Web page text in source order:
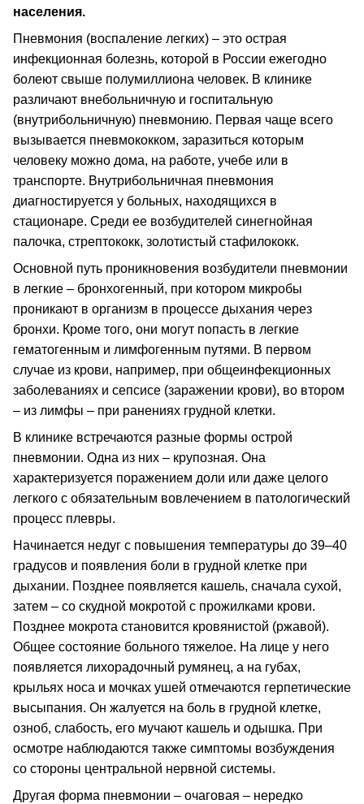
населения.
Пневмония (воспаление легких) – это острая
инфекционная болезнь, которой в России ежегодно
болеют свыше полумиллиона человек. В клинике
различают внебольничную и госпитальную
(внутрибольничную) пневмонию. Первая чаще всего
вызывается пневмококком, заразиться которым
человеку можно дома, на работе, учебе или в
транспорте. Внутрибольничная пневмония
диагностируется у больных, находящихся в
стационаре. Среди ее возбудителей синегнойная
палочка, стрептококк, золотистый стафилококк.
Основной путь проникновения возбудители пневмонии
в легкие – бронхогенный, при котором микробы
проникают в организм в процессе дыхания через
бронхи. Кроме того, они могут попасть в легкие
гематогенным и лимфогенным путями. В первом
случае из крови, например, при общеинфекционных
заболеваниях и сепсисе (заражении крови), во втором
– из лимфы – при ранениях грудной клетки.
В клинике встречаются разные формы острой
пневмонии. Одна из них – крупозная. Она
характеризуется поражением доли или даже целого
легкого с обязательным вовлечением в патологический
процесс плевры.
Начинается недуг с повышения температуры до 39–40
градусов и появления боли в грудной клетке при
дыхании. Позднее появляется кашель, сначала сухой,
затем – со скудной мокротой с прожилками крови.
Позднее мокрота становится кровянистой (ржавой).
Общее состояние больного тяжелое. На лице у него
появляется лихорадочный румянец, а на губах,
крыльях носа и мочках ушей отмечаются герпетические
высыпания. Он жалуется на боль в грудной клетке,
озноб, слабость, его мучают кашель и одышка. При
осмотре наблюдаются также симптомы возбуждения
со стороны центральной нервной системы.
Другая форма пневмонии – очаговая – нередко